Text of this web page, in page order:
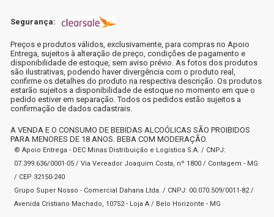
Segurança:
Preços e produtos válidos, exclusivamente, para compras no Apoio
Entrega, sujeitos à alteração de preço, condições de pagamento e
disponibilidade de estoque, sem aviso prévio. As fotos dos produtos
são ilustrativas, podendo haver divergência com o produto real,
confirme os detalhes do produto na respectiva descrição. Os produtos
estarão sujeitos a disponibilidade de estoque no momento em que o
pedido estiver em separação. Todos os pedidos estão sujeitos a
confirmação de dados cadastrais.
A VENDA E O CONSUMO DE BEBIDAS ALCOÓLICAS SÃO PROIBIDOS
PARA MENORES DE 18 ANOS. BEBA COM MODERAÇÃO.
© Apoio Entrega - DEC Minas Distribuição e Logística S.A. / CNPJ:
07.399.636/0001-05 / Via Vereador Joaquim Costa, nº 1800 / Contagem - MG
/ CEP 32150-240
Grupo Super Nosso - Comercial Dahana Ltda. / CNPJ: 00.070.509/0011-82 /
Avenida Cristiano Machado, 10752 - Loja A / Belo Horizonte - MG